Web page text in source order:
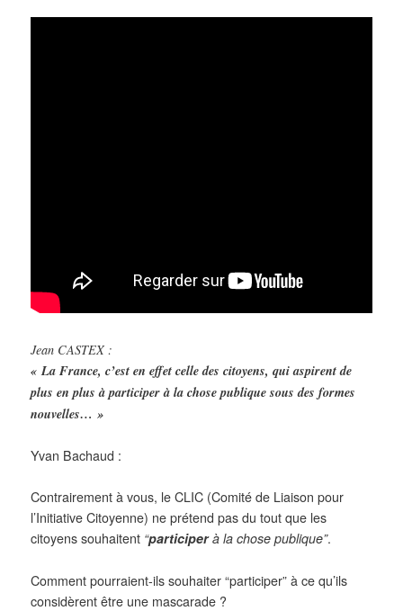
Jean CASTEX :
« La France, c’est en effet celle des citoyens, qui aspirent de
plus en plus à participer à la chose publique sous des formes
nouvelles… »
Yvan Bachaud :
Contrairement à vous, le CLIC (Comité de Liaison pour
l’Initiative Citoyenne) ne prétend pas du tout que les
citoyens souhaitent “participerà la chose publique”.
Comment pourraient-ils souhaiter “participer” à ce qu’ils
considèrent être une mascarade ?